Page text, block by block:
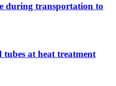
during transportation to
at heat treatment